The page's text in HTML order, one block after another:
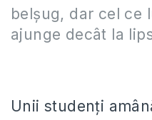
belşug, dar cel ce
ajunge decât la
Unii studenți